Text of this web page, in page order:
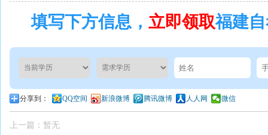
填写下方信息， 立即领取福建
分享到： QQ空间 新浪微博 腾讯微博 人人网 微信
上一篇：暂无